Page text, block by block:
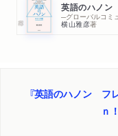
Unit 16 Every year,
（毎年、割と大勢の人
my new apartment?
（面倒でなければ新
英語のハノ
─グローバルコミ
横山雅彦著
『英語のハノン
ｎ